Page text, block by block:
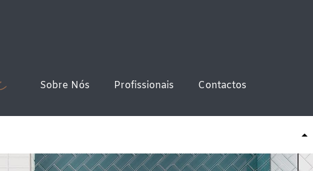
Sobre Nós Profissionais Contactos